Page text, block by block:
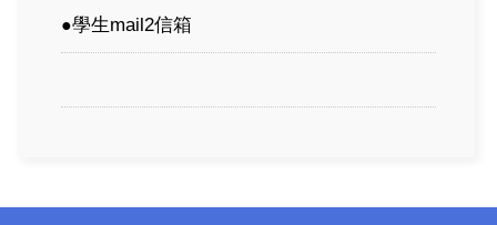
●學生mail2信箱